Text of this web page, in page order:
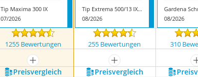
Tip Maxima 300 IX
07/2026
Tip Extrema 500/13 IX 30171
08/2026
08/2026
1255 Bewertungen 255 Bewertungen 310
mehr anzeigen mehr anzeigen
Preis­vergleich Preis­vergleich